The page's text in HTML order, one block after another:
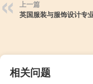
上一篇
英国服装与服饰设计专
相关问题